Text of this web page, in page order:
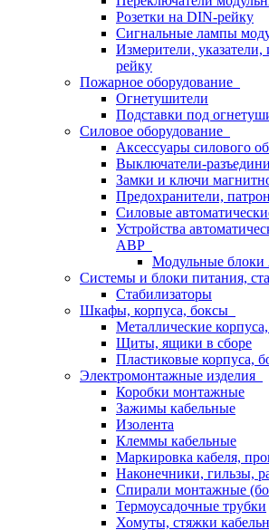
Розетки на DIN-рейку
Сигнальные лампы
Измерители,
рейку
Пожарное оборудование
Огнетушители
Подставки под
Силовое оборудование
Аксессуары силового
Выключатели-
Замки и ключи
Предохранители,
Силовые
Устройства
АВР
Модульные
Системы и блоки питания,
Стабилизаторы
Шкафы, корпуса, боксы
Металлические
Щиты, ящики в сборе
Пластиковые корпуса,
Электромонтажные изделия
Коробки монтажные
Зажимы кабельные
Изолента
Клеммы кабельные
Маркировка кабеля,
Наконечники, гильзы,
Спирали монтажные
Термоусадочные трубки
Хомуты, стяжки